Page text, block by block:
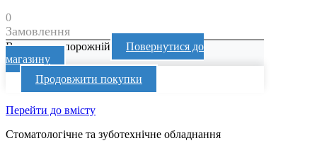
0
Замовлення
Ваш кошик порожній
Повернутися до
магазину
Продовжити покупки
Перейти до вмісту
Стоматологічне та зуботехнічне обладнання